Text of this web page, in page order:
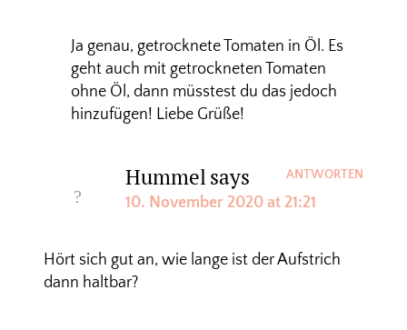
Ja genau, getrocknete Tomaten in Öl. Es
geht auch mit getrockneten Tomaten
ohne Öl, dann müsstest du das jedoch
hinzufügen! Liebe Grüße!
Hummelsays
10. November 2020 at 21:21
Hört sich gut an, wie lange ist der Aufstrich
dann haltbar?
ANTWORTEN